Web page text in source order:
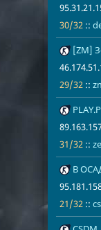
30/32 ::
44 [ZM]
29/32 ::
45
31/32 ::
46 В
21/32 ::